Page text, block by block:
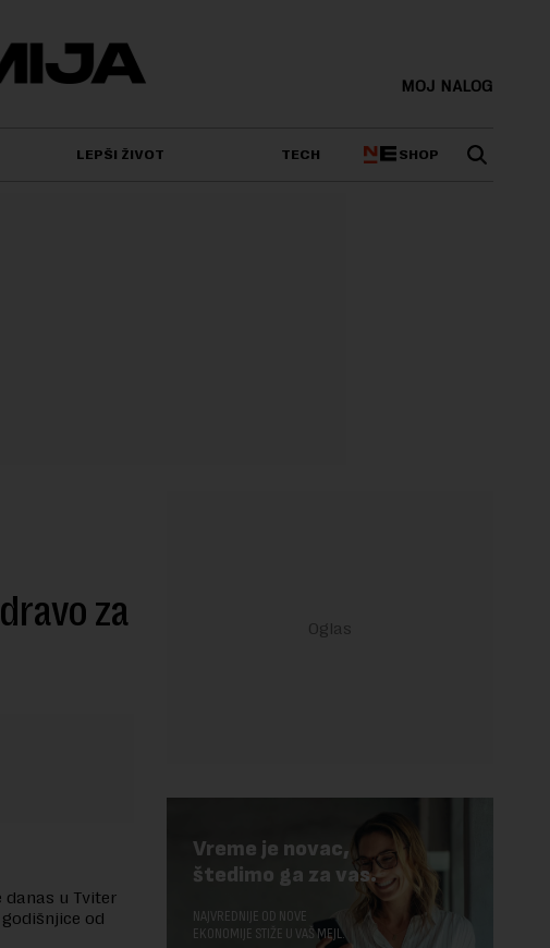
MOJ NALOG
LEPŠI ŽIVOT TECH SHOP
za
u Tviter
od
Vreme je novac,
štedimo ga za vas.
NAJVREDNIJE OD NOVE
EKONOMIJE STIŽE U VAŠ MEJL.